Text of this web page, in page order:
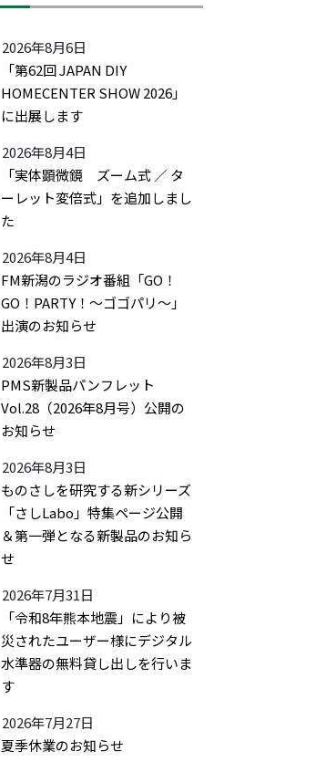
「第62回 JAPAN DIY
HOMECENTER SHOW 2026」
に出展します
2026年8月6日
「実体顕微鏡 ズーム式 ／ タ
ーレット変倍式」を追加しまし
た
2026年8月4日
FM新潟のラジオ番組「GO！
GO！PARTY！～ゴゴパリ～」
出演のお知らせ
2026年8月4日
PMS新製品パンフレット
Vol.28（2026年8月号）公開の
お知らせ
2026年8月3日
ものさしを研究する新シリーズ
「さしLabo」特集ページ公開
＆第一弾となる新製品のお知ら
せ
2026年8月3日
「令和8年熊本地震」により被
災されたユーザー様にデジタル
水準器の無料貸し出しを行いま
す
2026年7月31日
夏季休業のお知らせ
2026年7月27日